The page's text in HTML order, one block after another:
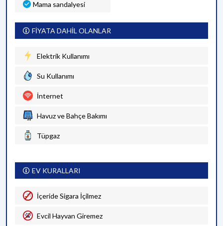
Mama sandalyesi
FİYATA DAHİL OLANLAR
Elektrik Kullanımı
Su Kullanımı
İnternet
Havuz ve Bahçe Bakımı
Tüpgaz
EV KURALLARI
İçeride Sigara İçilmez
Evcil Hayvan Giremez